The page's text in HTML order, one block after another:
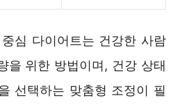
심 다이어트는 건강한 사람
을 위한 방법이며, 건강 상태
선택하는 맞춤형 조정이 필